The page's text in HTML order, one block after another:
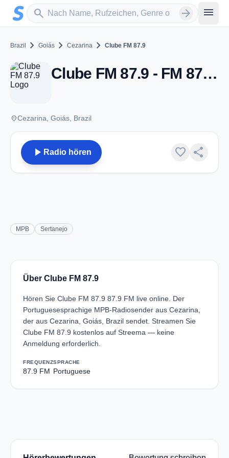
Zum Hauptinhalt springen
search
Sender suchen arrow_forward menu
Brazil chevron_right Goiás chevron_right Cezarina chevron_right Clube FM 87.9
Clube FM 87.9 - FM 87.9 - Cezarina
placeCezarina, Goiás, Brazil
play_arrow Radio hören favorite share
MPB Sertanejo
Über Clube FM 87.9
Hören Sie Clube FM 87.9 87.9 FM live online. Der
Portuguesesprachige MPB-Radiosender aus Cezarina,
der aus Cezarina, Goiás, Brazil sendet. Streamen Sie
Clube FM 87.9 kostenlos auf Streema — keine
Anmeldung erforderlich.
FREQUENZ
87.9 FM
SPRACHE
Portuguese